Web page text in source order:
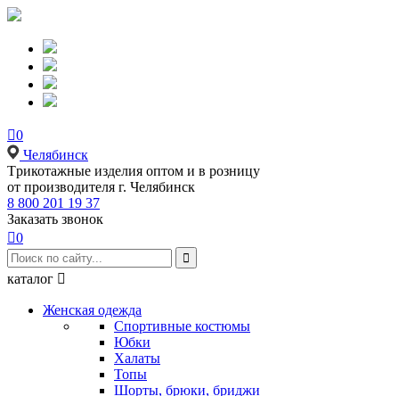
0
Челябинск
Tрикотажные изделия оптом и в розницу
от производителя г. Челябинск
8 800 201 19 37
Заказать звонок
0

каталог 
Женская одежда
Спортивные костюмы
Юбки
Халаты
Топы
Шорты, брюки, бриджи